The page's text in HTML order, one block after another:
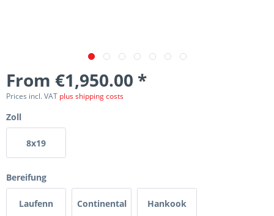
From €1,950.00 *
Prices incl. VAT plus shipping costs
Zoll
8x19
Bereifung
Laufenn Continental Hankook